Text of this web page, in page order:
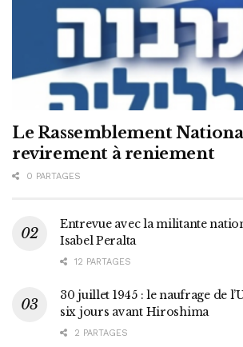
Le Rassemblement
revirement à reniement
0 PARTAGES
Entrevue avec la militante
Isabel Peralta
12 PARTAGES
30 juillet 1945 : le naufrage de
six jours avant Hiroshima
2 PARTAGES